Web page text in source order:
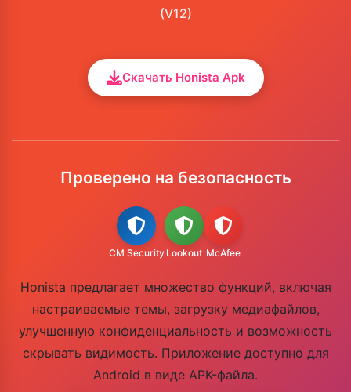
(V12)
Скачать Honista Apk
Проверено на безопасность
CM Security Lookout McAfee
Honista предлагает множество функций, включая
настраиваемые темы, загрузку медиафайлов,
улучшенную конфиденциальность и возможность
скрывать видимость. Приложение доступно для
Android в виде APK-файла.